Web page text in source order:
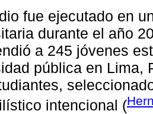
fue ejecutado en
durante el año
a 245 jóvenes
pública en Lima,
intencional (